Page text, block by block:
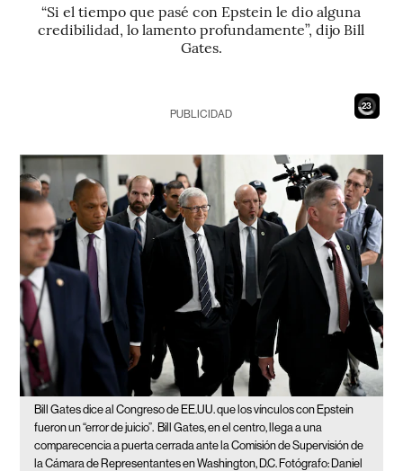
“Si el tiempo que pasé con Epstein le dio alguna
credibilidad, lo lamento profundamente”, dijo Bill
Gates.
21
PUBLICIDAD
Bill Gates dice al Congreso de EE.UU. que los vínculos con Epstein
fueron un “error de juicio”. Bill Gates, en el centro, llega a una
comparecencia a puerta cerrada ante la Comisión de Supervisión de
la Cámara de Representantes en Washington, D.C. Fotógrafo: Daniel